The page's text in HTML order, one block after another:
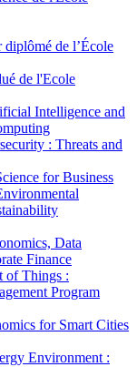
de l’École
de l'Ecole
Intelligence and
: Threats and
for Business
Data
Finance
of Things :
Program
for Smart Cities
Environment :